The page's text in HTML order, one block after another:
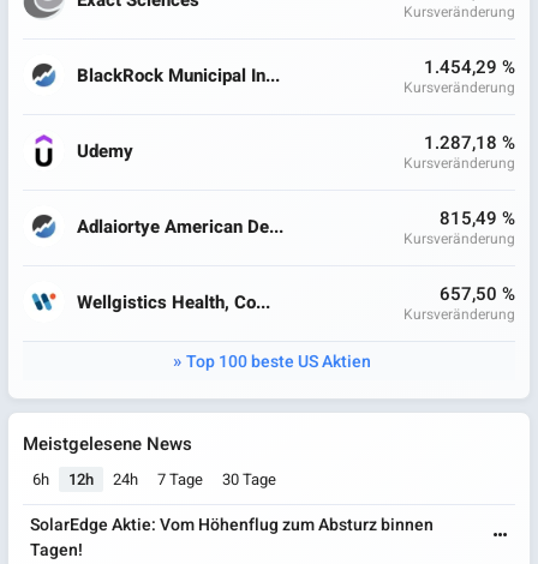
Kursveränderung
BlackRock Municipal In... 1.454,29 %
Kursveränderung
Udemy 1.287,18 %
Kursveränderung
Adlaiortye American De... 815,49 %
Kursveränderung
Wellgistics Health, Co... 657,50 %
Kursveränderung
Top 100 beste US Aktien
Meistgelesene News
6h 12h 24h 7 Tage 30 Tage
SolarEdge Aktie: Vom Höhenflug zum Absturz binnen
Tagen!